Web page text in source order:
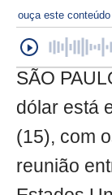
ouça este conteúdo
SÃO
dólar está
(15), com
reunião